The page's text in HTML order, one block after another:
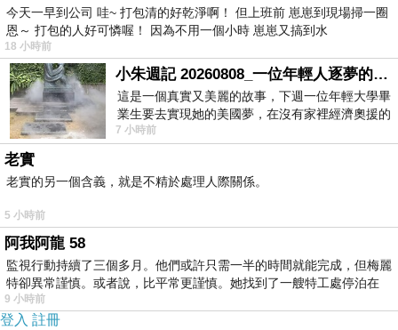
今天一早到公司 哇~ 打包清的好乾淨啊！ 但上班前 崽崽到現場掃一圈
恩～ 打包的人好可憐喔！ 因為不用一個小時 崽崽又搞到水
18 小時前
小朱週記 20260808_一位年輕人逐夢的真實故事
這是一個真實又美麗的故事，下週一位年輕大學畢
業生要去實現她的美國夢，在沒有家裡經濟奧援的
情況下，靠著自我努力工作累積出國基
7 小時前
老實
老實的另一個含義，就是不精於處理人際關係。
5 小時前
阿我阿龍 58
監視行動持續了三個多月。他們或許只需一半的時間就能完成，但梅麗
特卻異常謹慎。或者說，比平常更謹慎。她找到了一艘特工處停泊在
9 小時前
登入 註冊